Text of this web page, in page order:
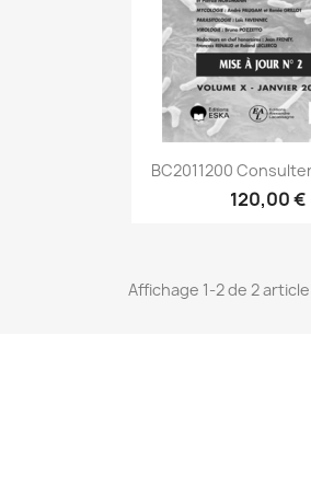
Aperçu
BC2011200
120,00 €
Affichage 1-2 de 2